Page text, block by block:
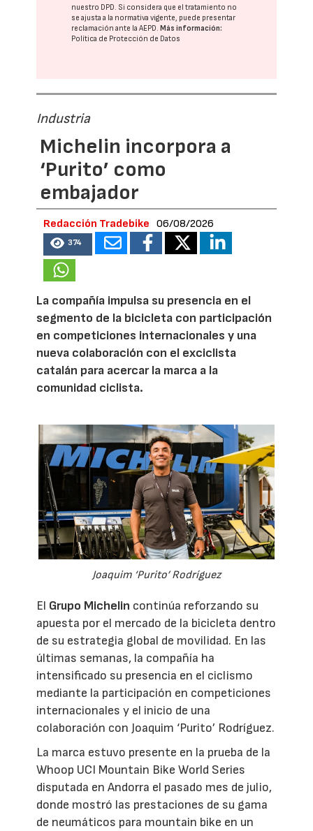
nuestro DPD. Si considera que el tratamiento no
se ajusta a la normativa vigente, puede presentar
reclamación ante laAEPD. Más información:
Política de Protección de Datos
Industria
Michelin incorpora a
‘Purito’ como
embajador
Redacción Tradebike 06/08/2026
374
La compañía impulsa su presencia en el
segmento de la bicicleta con participación
en competiciones internacionales y una
nueva colaboración con el exciclista
catalán para acercar la marca a la
comunidad ciclista.
Joaquim ‘Purito’ Rodríguez
El Grupo Michelin continúa reforzando su
apuesta por el mercado de la bicicleta dentro
de su estrategia global de movilidad. En las
últimas semanas, la compañía ha
intensificado su presencia en el ciclismo
mediante la participación en competiciones
internacionales y el inicio de una
colaboración con Joaquim ‘Purito’ Rodríguez.
La marca estuvo presente en la prueba de la
Whoop UCI Mountain Bike World Series
disputada en Andorra el pasado mes de julio,
donde mostró las prestaciones de su gama
de neumáticos para mountain bike en un